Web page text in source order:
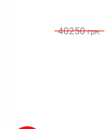
40250грн.